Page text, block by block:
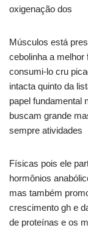
oxigenação dos
Músculos está
cebolinha a melhor
consumi-lo cru
intacta quinto da
papel fundamental
buscam grande
sempre atividades
Físicas pois ele
hormônios
mas também
crescimento gh e
de proteínas e os